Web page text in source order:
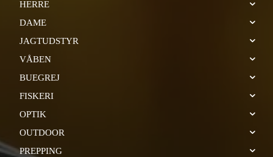
HERRE
DAME
JAGTUDSTYR
VÅBEN
BUEGREJ
FISKERI
OPTIK
OUTDOOR
PREPPING